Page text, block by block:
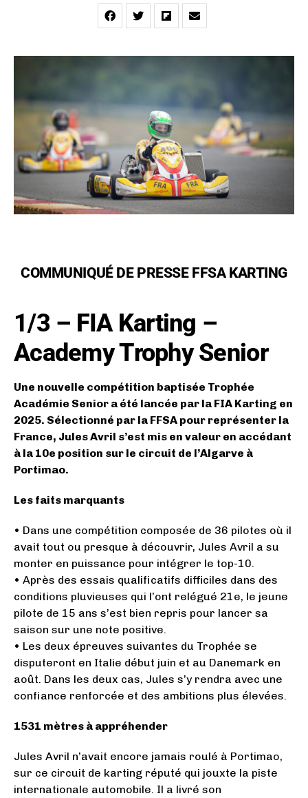
COMMUNIQUÉ DE PRESSE FFSA KARTING
1/3 – FIA Karting –
Academy Trophy Senior
Une nouvelle compétition baptisée Trophée
Académie Senior a été lancée par la FIA Karting en
2025. Sélectionné par la FFSA pour représenter la
France, Jules Avril s’est mis en valeur en accédant
à la 10e position sur le circuit de l’Algarve à
Portimao.
Les faits marquants
• Dans une compétition composée de 36 pilotes où il
avait tout ou presque à découvrir, Jules Avril a su
monter en puissance pour intégrer le top-10.
• Après des essais qualificatifs difficiles dans des
conditions pluvieuses qui l’ont relégué 21e, le jeune
pilote de 15 ans s’est bien repris pour lancer sa
saison sur une note positive.
• Les deux épreuves suivantes du Trophée se
disputeront en Italie début juin et au Danemark en
août. Dans les deux cas, Jules s’y rendra avec une
confiance renforcée et des ambitions plus élevées.
1531 mètres à appréhender
Jules Avril n’avait encore jamais roulé à Portimao,
sur ce circuit de karting réputé qui jouxte la piste
internationale automobile. Il a livré son